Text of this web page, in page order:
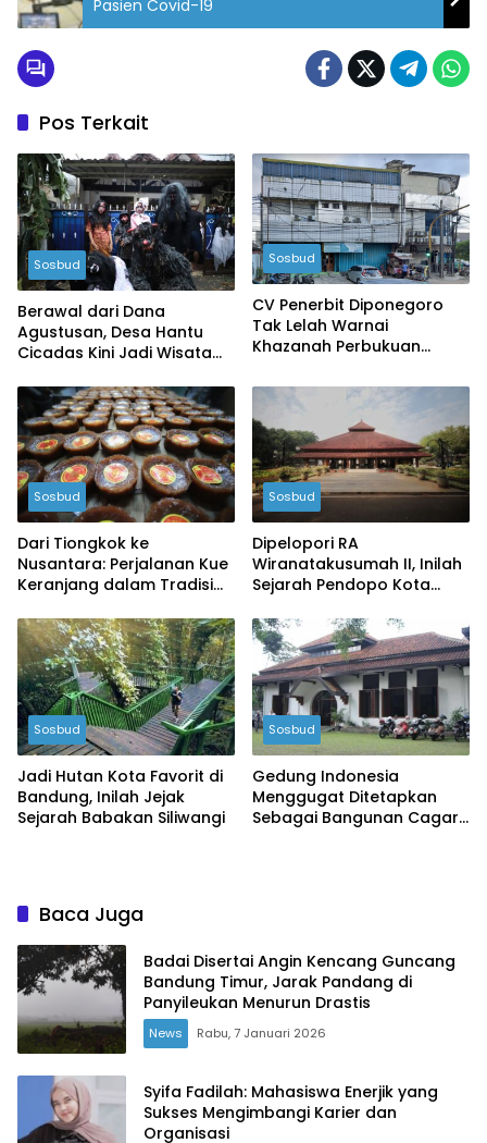
Pasien Covid-19
Pos Terkait
Sosbud
Berawal dari Dana
Agustusan, Desa Hantu
Cicadas Kini Jadi Wisata
Sosbud
CV Penerbit Diponegoro
Tak Lelah Warnai
Khazanah Perbukuan
Sosbud
Dari Tiongkok ke
Nusantara: Perjalanan Kue
Keranjang dalam Tradisi
Sosbud
Dipelopori RA
Wiranatakusumah II, Inilah
Sejarah Pendopo Kota
Kediaman Wali Kota
Sosbud
Jadi Hutan Kota Favorit di
Bandung, Inilah Jejak
Sejarah Babakan Siliwangi
Sosbud
Gedung Indonesia
Menggugat Ditetapkan
Sebagai Bangunan Cagar
Baca Juga
Badai Disertai Angin Kencang Guncang
Bandung Timur, Jarak Pandang di
Panyileukan Menurun Drastis
News Rabu, 7 Januari 2026
Syifa Fadilah: Mahasiswa Enerjik yang
Sukses Mengimbangi Karier dan
Organisasi